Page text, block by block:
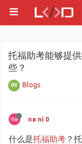
托福助考能够提
些？
Blogs
na ni 0
什么是托福助考 ？